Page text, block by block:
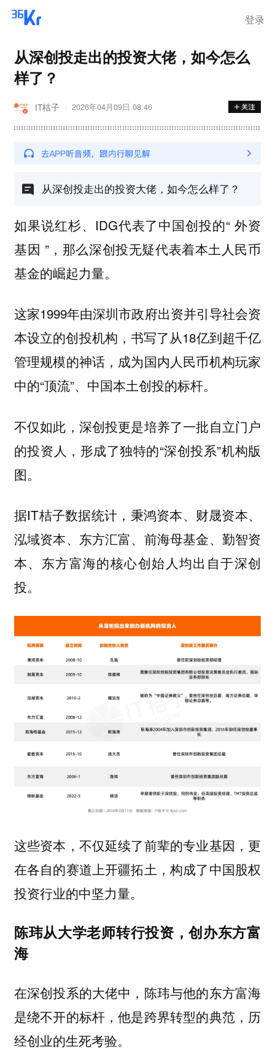
登录
从深创投走出的投资大佬，如今怎么
样了？
IT桔子 2026年04月09日 08:46
从深创投走出的投资大佬，如今怎么样了？
如果说红杉、IDG代表了中国创投的“ 外资
基因 ”，那么深创投无疑代表着本土人民币
基金的崛起力量。
这家1999年由深圳市政府出资并引导社会资
本设立的创投机构，书写了从18亿到超千亿
管理规模的神话，成为国内人民币机构玩家
中的“顶流”、中国本土创投的标杆。
不仅如此，深创投更是培养了一批自立门户
的投资人，形成了独特的“深创投系”机构版
图。
据IT桔子数据统计，秉鸿资本、财晟资本、
泓域资本、东方汇富、前海母基金、勤智资
本、东方富海的核心创始人均出自于深创
投。
这些资本，不仅延续了前辈的专业基因，更
在各自的赛道上开疆拓土，构成了中国股权
投资行业的中坚力量。
陈玮从大学老师转行投资，创办东方富
海
在深创投系的大佬中，陈玮与他的东方富海
是绕不开的标杆，他是跨界转型的典范，历
经创业的生死考验。